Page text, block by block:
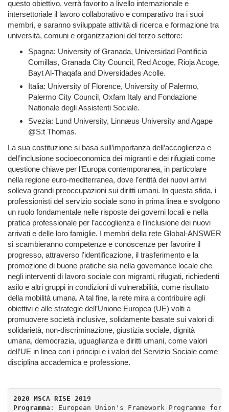
questo obiettivo, verrà favorito a livello internazionale e
intersettoriale il lavoro collaborativo e comparativo tra i suoi
membri, e saranno sviluppate attività di ricerca e formazione tra
università, comuni e organizzazioni del terzo settore:
Spagna: University of Granada, Universidad Pontificia
Comillas, Granada City Council, Red Acoge, Rioja Acoge,
Bayt Al-Thaqafa and Diversidades Acolle.
Italia: University of Florence, University of Palermo,
Palermo City Council, Oxfam Italy and Fondazione
Nationale degli Assistenti Sociale.
Svezia: Lund University, Linnæus University and Agape
@S:t Thomas.
La sua costituzione si basa sull’importanza dell’accoglienza e
dell’inclusione socioeconomica dei migranti e dei rifugiati come
questione chiave per l’Europa contemporanea, in particolare
nella regione euro-mediterranea, dove l’entità dei nuovi arrivi
solleva grandi preoccupazioni sui diritti umani. In questa sfida, i
professionisti del servizio sociale sono in prima linea e svolgono
un ruolo fondamentale nelle risposte dei governi locali e nella
pratica professionale per l’accoglienza e l’inclusione dei nuovi
arrivati e delle loro famiglie. I membri della rete Global-ANSWER
si scambieranno competenze e conoscenze per favorire il
progresso, attraverso l’identificazione, il trasferimento e la
promozione di buone pratiche sia nella governance locale che
negli interventi di lavoro sociale con migranti, rifugiati, richiedenti
asilo e altri gruppi in condizioni di vulnerabilità, come risultato
della mobilità umana. A tal fine, la rete mira a contribuire agli
obiettivi e alle strategie dell’Unione Europea (UE) volti a
promuovere società inclusive, solidamente basate sui valori di
solidarietà, non-discriminazione, giustizia sociale, dignità
umana, democrazia, uguaglianza e diritti umani, come valori
dell’UE in linea con i principi e i valori del Servizio Sociale come
disciplina accademica e professione.
2020 MSCA RISE 2019
Programma : European Union's Framework Programme for